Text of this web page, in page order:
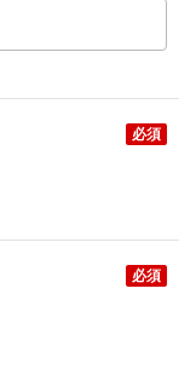
必須
必須